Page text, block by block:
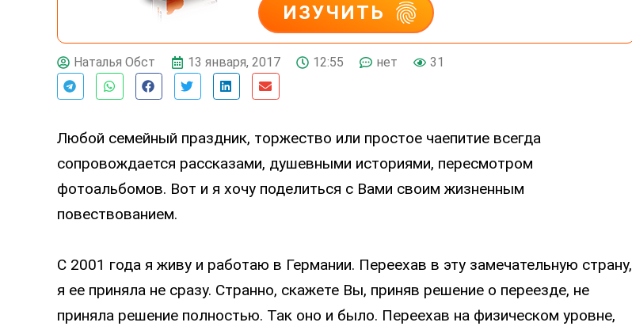
ИЗУЧИТЬ
ДЕЙСТВУЙ
Наталья Обст 13 января, 2017 12:55 нет 31
Любой семейный праздник, торжество или простое чаепитие всегда
сопровождается рассказами, душевными историями, пересмотром
фотоальбомов. Вот и я хочу поделиться с Вами своим жизненным
повествованием.
С 2001 года я живу и работаю в Германии. Переехав в эту замечательную страну,
я ее приняла не сразу. Странно, скажете Вы, приняв решение о переезде, не
приняла решение полностью. Так оно и было. Переехав на физическом уровне,